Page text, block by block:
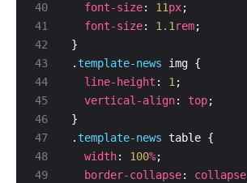
40
41
43
44
45
46
47
48
49
font-size: 11px
font-size: 1.1rem
.template-news
line-height : 1
vertical-align: top
.template-news
width: 100%
border-collapse: collapse